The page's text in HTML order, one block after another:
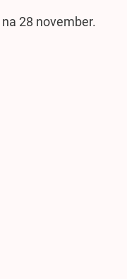
28 november.